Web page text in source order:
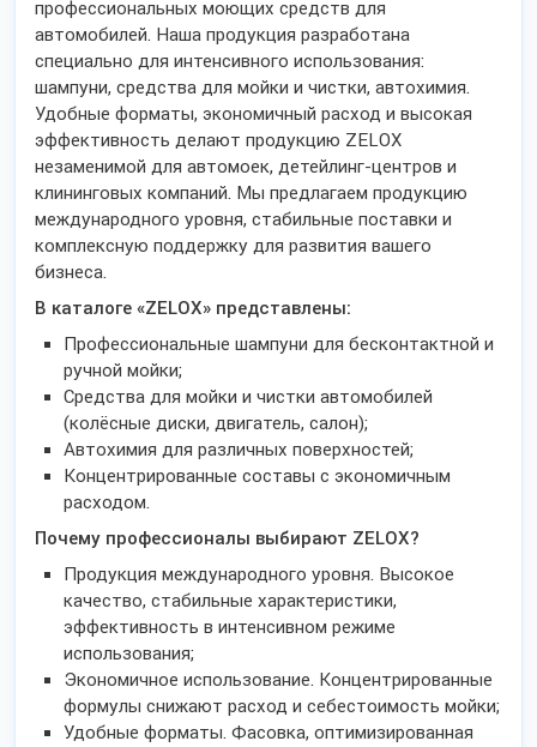
профессиональных моющих средств для
автомобилей. Наша продукция разработана
специально для интенсивного использования:
шампуни, средства для мойки и чистки, автохимия.
Удобные форматы, экономичный расход и высокая
эффективность делают продукцию ZELOX
незаменимой для автомоек, детейлинг-центров и
клининговых компаний. Мы предлагаем продукцию
международного уровня, стабильные поставки и
комплексную поддержку для развития вашего
бизнеса.
В каталоге «ZELOX» представлены:
Профессиональные шампуни для бесконтактной и
ручной мойки;
Средства для мойки и чистки автомобилей
(колёсные диски, двигатель, салон);
Автохимия для различных поверхностей;
Концентрированные составы с экономичным
расходом.
Почему профессионалы выбирают ZELOX?
Продукция международного уровня. Высокое
качество, стабильные характеристики,
эффективность в интенсивном режиме
использования;
Экономичное использование. Концентрированные
формулы снижают расход и себестоимость мойки;
Удобные форматы. Фасовка, оптимизированная